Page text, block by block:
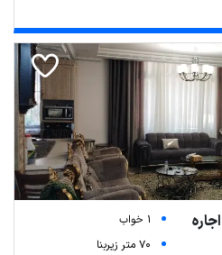
1 خواب
70 متر زیربنا